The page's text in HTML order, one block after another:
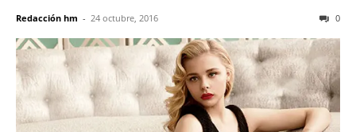
Redacción hm - 24 octubre, 2016 0